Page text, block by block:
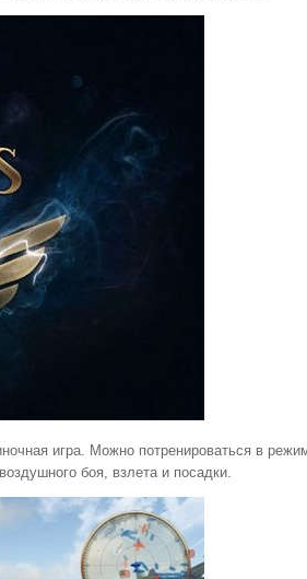
игра. Можно потренироваться в
боя, взлета и посадки.